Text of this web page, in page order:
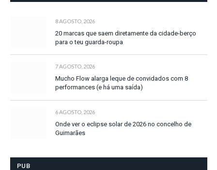
8 AGOSTO, 2026
20 marcas que saem diretamente da cidade-berço
para o teu guarda-roupa
7 AGOSTO, 2026
Mucho Flow alarga leque de convidados com 8
performances (e há uma saída)
6 AGOSTO, 2026
Onde ver o eclipse solar de 2026 no concelho de
Guimarães
PUB